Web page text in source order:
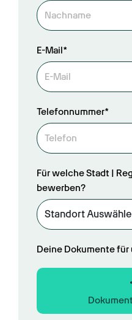
E-Mail*
Telefonnummer*
Für welche Stadt |
bewerben?
Deine Dokumente für